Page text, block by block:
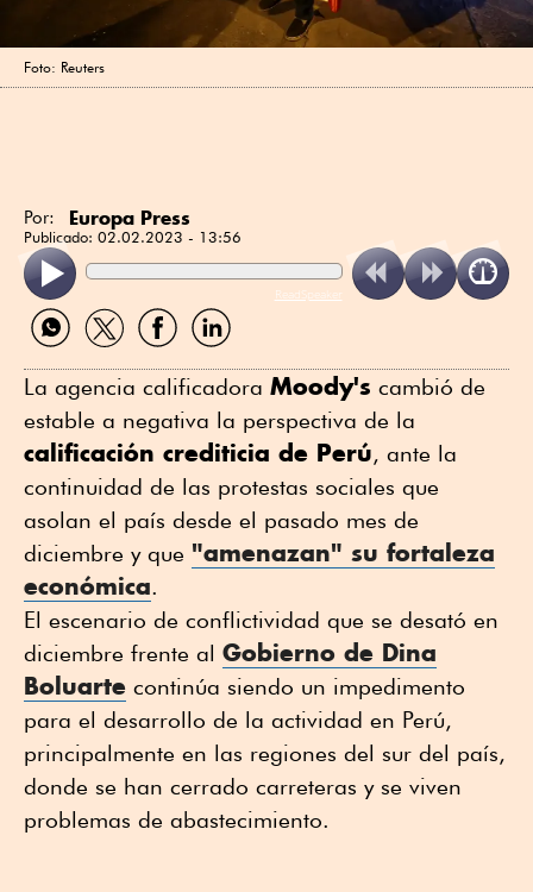
Foto: Reuters
Por: Europa Press
Publicado: 02.02.2023 - 13:56
ReadSpeaker
Compartir
por
Compartir
por
Compartir
por
Compartir
por
La agencia calificadora Moody's cambió de
estable a negativa la perspectiva de la
calificación crediticia de Perú, ante la
continuidad de las protestas sociales que
asolan el país desde el pasado mes de
diciembre y que "amenazan" su fortaleza
económica.
El escenario de conflictividad que se desató en
diciembre frente al Gobierno de Dina
Boluarte continúa siendo un impedimento
para el desarrollo de la actividad en Perú,
principalmente en las regiones del sur del país,
donde se han cerrado carreteras y se viven
problemas de abastecimiento.